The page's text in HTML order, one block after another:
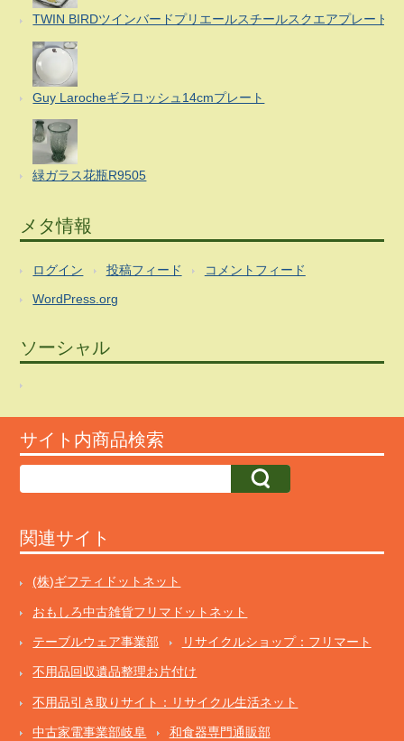
TWIN BIRDツインバードプリエールスチールスクエアプレート
Guy Larocheギラロッシュ14cmプレート
緑ガラス花瓶R9505
メタ情報
ログイン 投稿フィード コメントフィード
WordPress.org
ソーシャル
サイト内商品検索
関連サイト
(株)ギフティドットネット
おもしろ中古雑貨フリマドットネット
テーブルウェア事業部 リサイクルショップ：フリマート
不用品回収遺品整理お片付け
不用品引き取りサイト：リサイクル生活ネット
中古家電事業部岐阜 和食器専門通販部